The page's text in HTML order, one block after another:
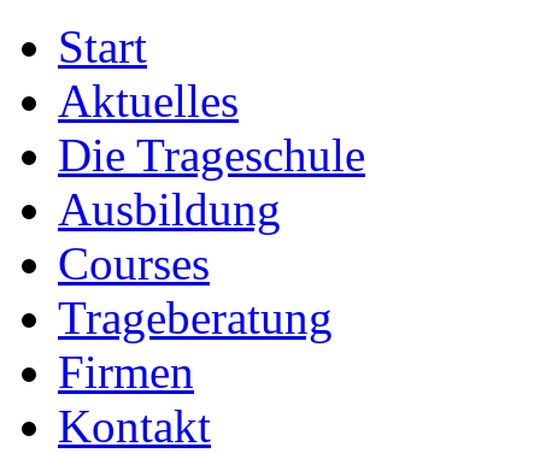
Start
Aktuelles
Die Trageschule
Ausbildung
Courses
Trageberatung
Firmen
Kontakt